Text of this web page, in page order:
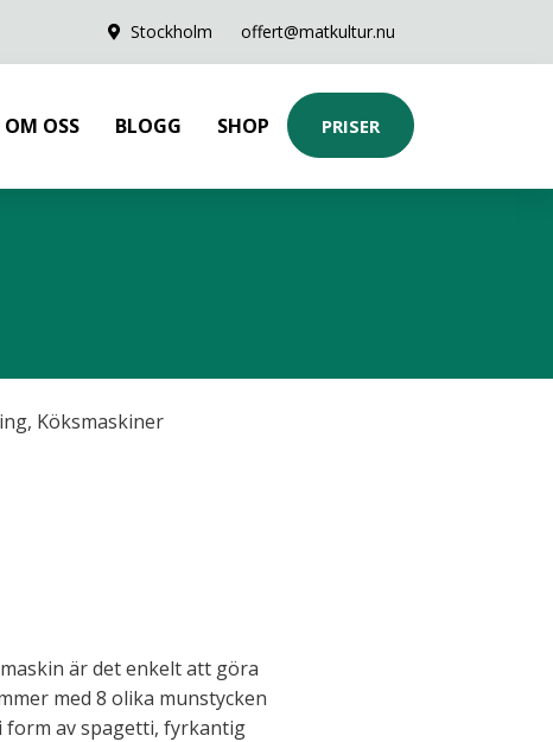
Stockholm offert@matkultur.nu
OM OSS BLOGG SHOP PRISER
, Köksmaskiner
är det enkelt att göra
med 8 olika munstycken
form av spagetti, fyrkantig